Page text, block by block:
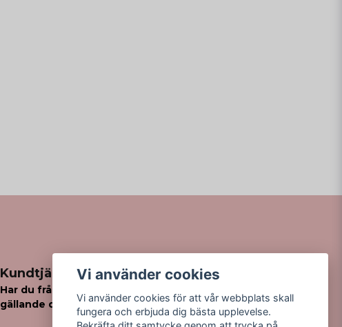
Kundtjänst
Har du frågor
gällande din order?
Vi använder cookies
Vi använder cookies för att vår webbplats skall
fungera och erbjuda dig bästa upplevelse.